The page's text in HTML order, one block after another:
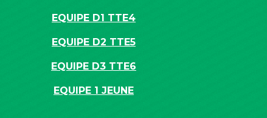
EQUIPE D1 TTE4
EQUIPE D2 TTE5
EQUIPE D3 TTE6
EQUIPE 1 JEUNE